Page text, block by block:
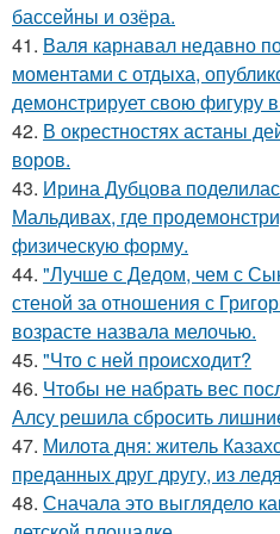
бассейны и озёра.
41. Валя карнавал недавно
моментами с отдыха,
демонстрирует свою фигуру
42. В окрестностях астаны
воров.
43. Ирина Дубцова
Мальдивах, где
физическую форму.
44. "Лучше с Дедом, чем с
стеной за отношения с
возрасте назвала мелочью.
45. "Что с ней происходит?
46. Чтобы не набрать вес
Алсу решила сбросить
47. Милота дня: житель
преданных друг другу, из
48. Сначала это выглядело